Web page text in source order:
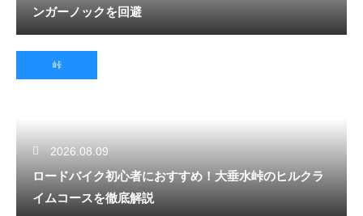
ンガーノックを回避
峠
2026.08.09
ロードバイク初心者におすすめ！大垂水峠のヒルクラ
イムコースを徹底解説